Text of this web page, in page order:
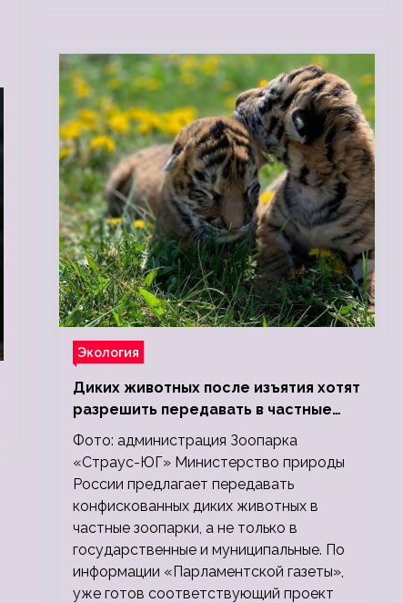
Экология
Диких животных после изъятия хотят
разрешить передавать в частные
зоопарки
Фото: администрация Зоопарка
«Страус-ЮГ» Министерство природы
России предлагает передавать
конфискованных диких животных в
частные зоопарки, а не только в
государственные и муниципальные. По
информации «Парламентской газеты»,
уже готов соответствующий проект